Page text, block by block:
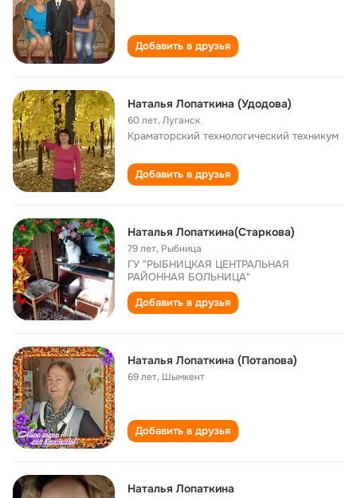
Добавить в друзья
Наталья Лопаткина (Удодова)
60 лет,Луганск
Краматорский технологический техникум
Добавить в друзья
Наталья Лопаткина(Старкова)
79 лет, Рыбница
ГУ "РЫБНИЦКАЯ ЦЕНТРАЛЬНАЯ
РАЙОННАЯ БОЛЬНИЦА"
Добавить в друзья
Наталья Лопаткина (Потапова)
69 лет, Шымкент
Добавить в друзья
Наталья Лопаткина